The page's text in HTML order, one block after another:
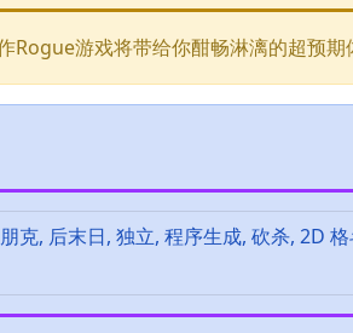
Rogue游戏将带给你酣畅淋漓的超预期
克, 后末日, 独立, 程序生成, 砍杀, 2D